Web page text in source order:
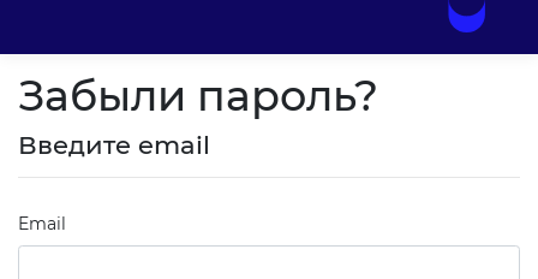
Забыли пароль?
Введите email
Email